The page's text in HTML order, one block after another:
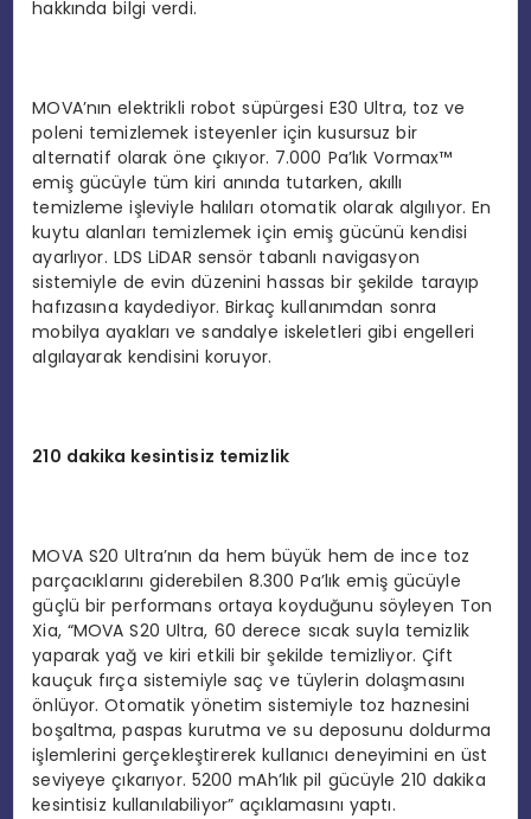
hakkında bilgi verdi.
MOVA’nın elektrikli robot süpürgesi E30 Ultra, toz ve
poleni temizlemek isteyenler için kusursuz bir
alternatif olarak öne çıkıyor. 7.000 Pa’lık Vormax™
emiş gücüyle tüm kiri anında tutarken, akıllı
temizleme işleviyle halıları otomatik olarak algılıyor. En
kuytu alanları temizlemek için emiş gücünü kendisi
ayarlıyor. LDS LiDAR sensör tabanlı navigasyon
sistemiyle de evin düzenini hassas bir şekilde tarayıp
hafızasına kaydediyor. Birkaç kullanımdan sonra
mobilya ayakları ve sandalye iskeletleri gibi engelleri
algılayarak kendisini koruyor.
210 dakika kesintisiz temizlik
MOVA S20 Ultra’nın da hem büyük hem de ince toz
parçacıklarını giderebilen 8.300 Pa’lık emiş gücüyle
güçlü bir performans ortaya koyduğunu söyleyen Ton
Xia, “MOVA S20 Ultra, 60 derece sıcak suyla temizlik
yaparak yağ ve kiri etkili bir şekilde temizliyor. Çift
kauçuk fırça sistemiyle saç ve tüylerin dolaşmasını
önlüyor. Otomatik yönetim sistemiyle toz haznesini
boşaltma, paspas kurutma ve su deposunu doldurma
işlemlerini gerçekleştirerek kullanıcı deneyimini en üst
seviyeye çıkarıyor. 5200 mAh’lık pil gücüyle 210 dakika
kesintisiz kullanılabiliyor” açıklamasını yaptı.